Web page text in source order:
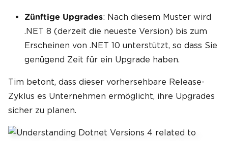
Zünftige Upgrades: Nach diesem Muster wird
.NET 8 (derzeit die neueste Version) bis zum
Erscheinen von .NET 10 unterstützt, so dass Sie
genügend Zeit für ein Upgrade haben.
Tim betont, dass dieser vorhersehbare Release-
Zyklus es Unternehmen ermöglicht, ihre Upgrades
sicher zu planen.